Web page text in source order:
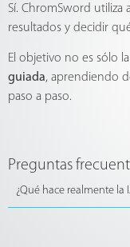
Sí. ChromSword utiliza
resultados y decidir
El objetivo no es sólo
guiada, aprendiendo
paso a paso.
Preguntas
¿Qué hace realmente la